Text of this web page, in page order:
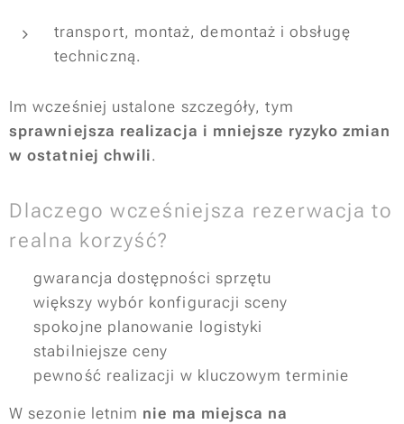
transport, montaż, demontaż i obsługę
techniczną.
Im wcześniej ustalone szczegóły, tym
sprawniejsza realizacja i mniejsze ryzyko zmian
w ostatniej chwili.
Dlaczego wcześniejsza rezerwacja to
realna korzyść?
✔️ gwarancja dostępności sprzętu
✔️ większy wybór konfiguracji sceny
✔️ spokojne planowanie logistyki
✔️ stabilniejsze ceny
✔️ pewność realizacji w kluczowym terminie
W sezonie letnim nie ma miejsca na